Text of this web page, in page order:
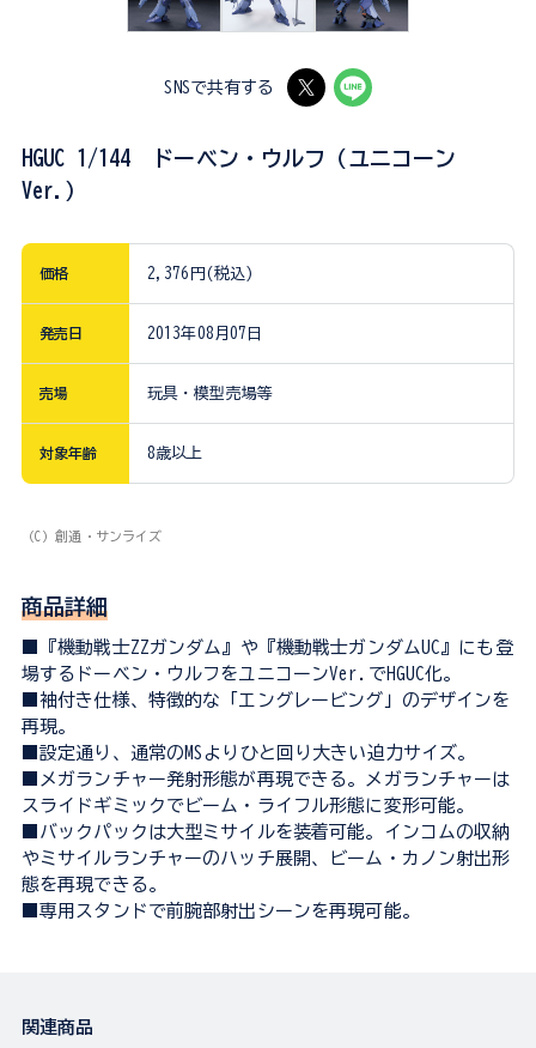
SNSで共有する
HGUC 1/144 ドーベン・ウルフ（ユニコーン
Ver.）
価格 2,376円(税込)
発売日 2013年08月07日
売場 玩具・模型売場等
対象年齢 8歳以上
（C）創通・サンライズ
商品詳細
■『機動戦士ZZガンダム』や『機動戦士ガンダムUC』にも登
場するドーベン・ウルフをユニコーンVer.でHGUC化。
■袖付き仕様、特徴的な「エングレービング」のデザインを
再現。
■設定通り、通常のMSよりひと回り大きい迫力サイズ。
■メガランチャー発射形態が再現できる。メガランチャーは
スライドギミックでビーム・ライフル形態に変形可能。
■バックパックは大型ミサイルを装着可能。インコムの収納
やミサイルランチャーのハッチ展開、ビーム・カノン射出形
態を再現できる。
■専用スタンドで前腕部射出シーンを再現可能。
関連商品